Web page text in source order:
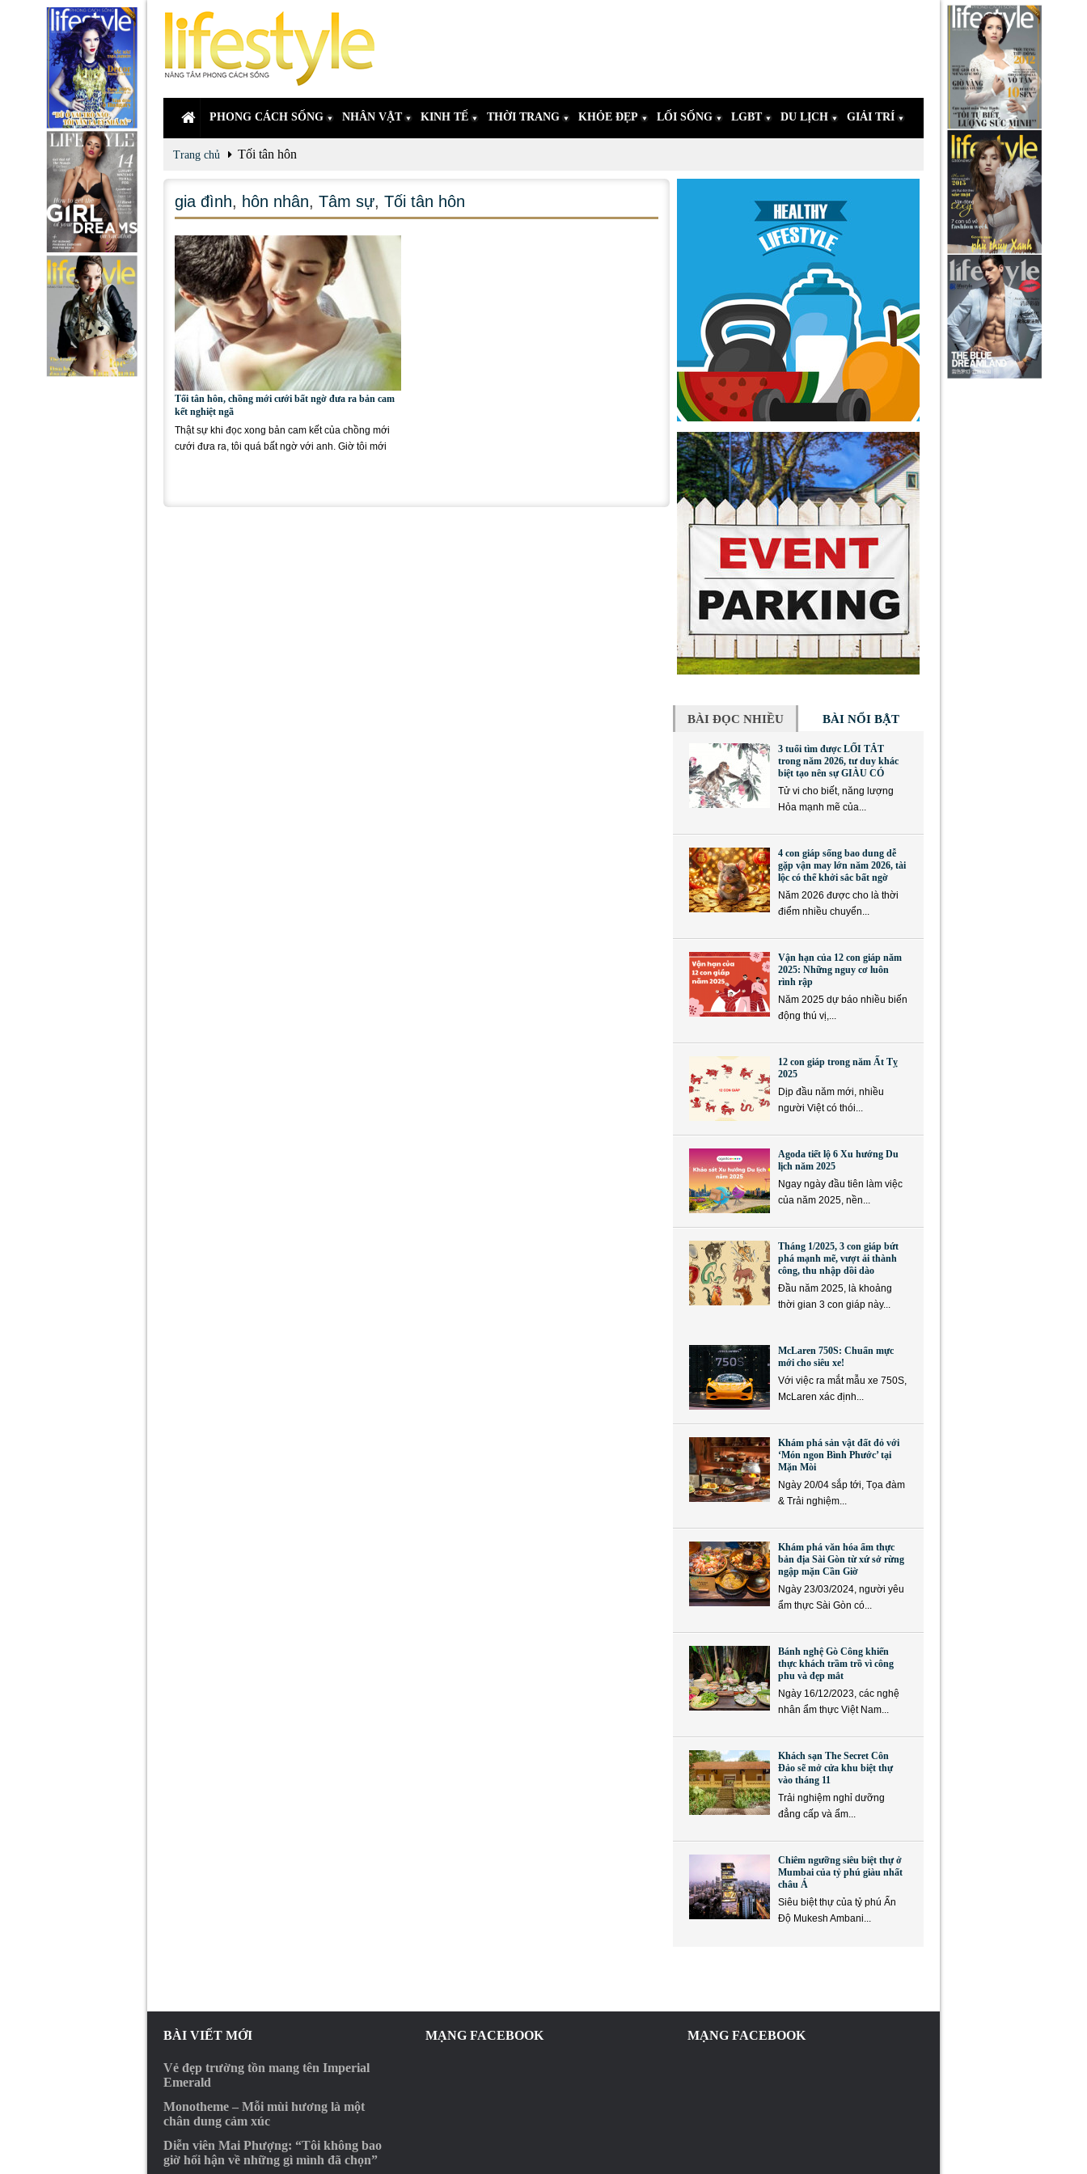
PHONG CÁCH SỐNG NHÂN VẬT KINH TẾ THỜI TRANG KHỎE ĐẸP LỐI SỐNG LGBT DU LỊCH GIẢI TRÍ
Trang chủ Tối tân hôn
gia đình, hôn nhân, Tâm sự, Tối tân hôn
Tối tân hôn, chồng mới cưới bất ngờ đưa ra bản cam
kết nghiệt ngã
Thật sự khi đọc xong bản cam kết của chồng mới
cưới đưa ra, tôi quá bất ngờ với anh. Giờ tôi mới
BÀI ĐỌC NHIỀU BÀI NỔI BẬT
3 tuổi tìm được LỐI TẮT
trong năm 2026, tư duy khác
biệt tạo nên sự GIÀU CÓ
Tử vi cho biết, năng lượng
Hỏa mạnh mẽ của...
4 con giáp sống bao dung dễ
gặp vận may lớn năm 2026, tài
lộc có thể khởi sắc bất ngờ
Năm 2026 được cho là thời
điểm nhiều chuyển...
Vận hạn của 12 con giáp năm
2025: Những nguy cơ luôn
rình rập
Năm 2025 dự báo nhiều biến
động thú vị,...
12 con giáp trong năm Ất Tỵ
2025
Dịp đầu năm mới, nhiều
người Việt có thói...
Agoda tiết lộ 6 Xu hướng Du
lịch năm 2025
Ngay ngày đầu tiên làm việc
của năm 2025, nền...
Tháng 1/2025, 3 con giáp bứt
phá mạnh mẽ, vượt ải thành
công, thu nhập dồi dào
Đầu năm 2025, là khoảng
thời gian 3 con giáp này...
McLaren 750S: Chuẩn mực
mới cho siêu xe!
Với việc ra mắt mẫu xe 750S,
McLaren xác định...
Khám phá sản vật đất đỏ với
‘Món ngon Bình Phước’ tại
Mặn Mòi
Ngày 20/04 sắp tới, Tọa đàm
& Trải nghiệm...
Khám phá văn hóa ẩm thực
bản địa Sài Gòn từ xứ sở rừng
ngập mặn Cần Giờ
Ngày 23/03/2024, người yêu
ẩm thực Sài Gòn có...
Bánh nghệ Gò Công khiến
thực khách trầm trồ vì công
phu và đẹp mắt
Ngày 16/12/2023, các nghệ
nhân ẩm thực Việt Nam...
Khách sạn The Secret Côn
Đảo sẽ mở cửa khu biệt thự
vào tháng 11
Trải nghiệm nghỉ dưỡng
đẳng cấp và ẩm...
Chiêm ngưỡng siêu biệt thự ở
Mumbai của tỷ phú giàu nhất
châu Á
Siêu biệt thự của tỷ phú Ấn
Độ Mukesh Ambani...
BÀI VIẾT MỚI
Vẻ đẹp trường tồn mang tên Imperial
Emerald
Monotheme – Mỗi mùi hương là một
chân dung cảm xúc
Diễn viên Mai Phượng: “Tôi không bao
giờ hối hận về những gì mình đã chọn”
MẠNG FACEBOOK MẠNG FACEBOOK